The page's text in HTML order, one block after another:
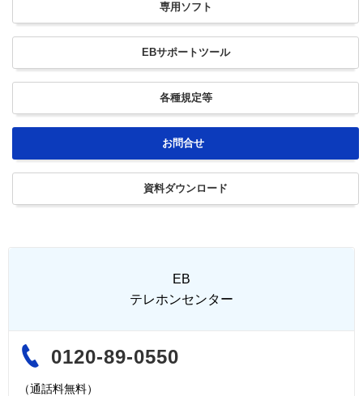
専用 ソフト
EBサポートツール
各種規定等
お問合せ
資料ダウンロード
EB
テレホンセンター
0120-89-0550
（通話料無料）